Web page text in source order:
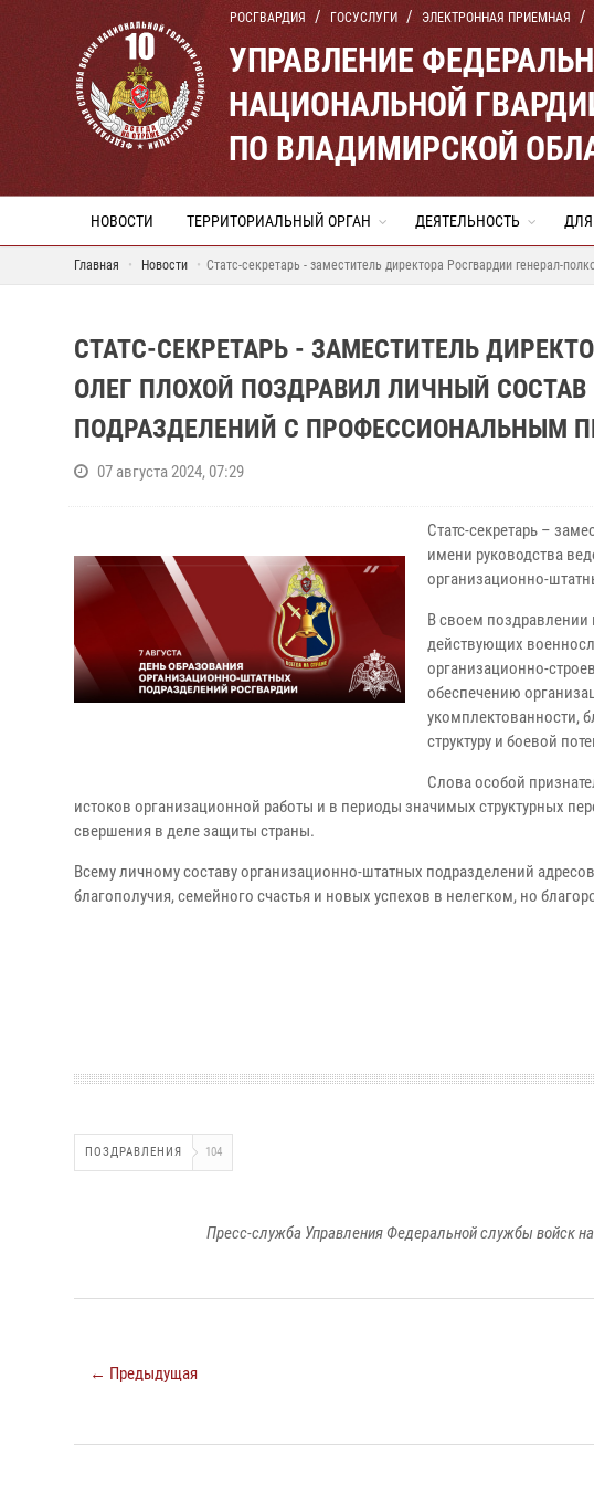
РОСГВАРДИЯ ГОСУСЛУГИ ЭЛЕКТРОННАЯ ПРИЕМНАЯ
УПРАВЛЕНИЕ
НАЦИОНАЛЬНОЙ
ПО ВЛАДИМИРСКОЙ
НОВОСТИ ТЕРРИТОРИАЛЬНЫЙ ОРГАН ДЕЯТЕЛЬНОСТЬ
Главная Новости Статс-секретарь - заместитель директора Росгвардии генерал-
СТАТС-СЕКРЕТАРЬ - ЗАМЕСТИТЕЛЬ
ОЛЕГ ПЛОХОЙ ПОЗДРАВИЛ ЛИЧНЫЙ
ПОДРАЗДЕЛЕНИЙ С ПРОФЕССИОНАЛЬНЫМ
07 августа 2024, 07:29
Статс-секретарь –
имени руководства
организационно-
В своем
действующих
организационно-
обеспечению
укомплектованности,
структуру и боевой
Слова особой
истоков организационной работы и в периоды значимых структурных
свершения в деле защиты страны.
Всему личному составу организационно-штатных подразделений
благополучия, семейного счастья и новых успехов в нелегком, но
ПОЗДРАВЛЕНИЯ 104
Пресс-служба Управления Федеральной службы войск
← Предыдущая